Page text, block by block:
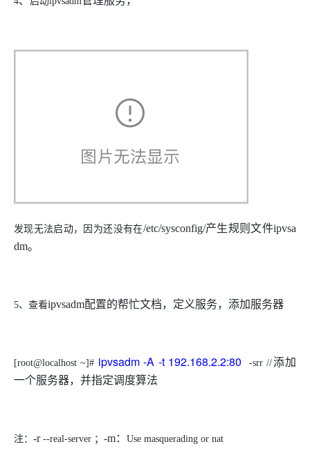
发现无法启动，因为还没有在/etc/sysconfig/产生规则文件ipvsa
dm。
5、 查看ipvsadm配置的帮忙文档，定义服务，添加服务器
[root@localhost ~]# ipvsadm -A -t 192.168.2.2:80 -srr//添加
一个服务器，并指定调度算法
注： -r --real-server ； -m： Use masquerading or nat